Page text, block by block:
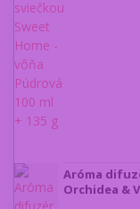
Aróma
Orchidea &